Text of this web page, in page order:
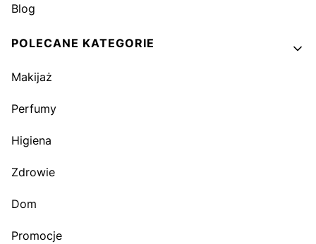
Blog
POLECANE KATEGORIE
Makijaż
Perfumy
Higiena
Zdrowie
Dom
Promocje